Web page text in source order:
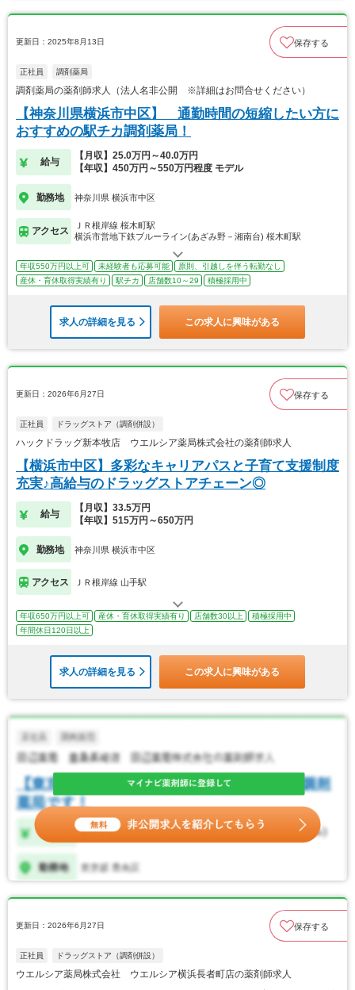
更新日：2025年8月13日 保存する
正社員 調剤薬局
調剤薬局の薬剤師求人（法人名非公開 ※詳細はお問合せください）
【神奈川県横浜市中区】 通勤時間の短縮したい方に
おすすめの駅チカ調剤薬局！
給与
【月収】25.0万円～40.0万円
【年収】450万円～550万円程度 モデル
勤務地 神奈川県 横浜市中区
アクセス
ＪＲ根岸線 桜木町駅
横浜市営地下鉄ブルーライン(あざみ野－湘南台) 桜木町駅
年収550万円以上可 未経験者も応募可能
原則、引越しを伴う転勤なし
産休・育休取得実績有り
駅チカ 店舗数10～29 積極採用中
求人の詳細を見る この求人に興味がある
更新日：2026年6月27日 保存する
正社員 ドラッグストア（調剤併設）
ハックドラッグ新本牧店 ウエルシア薬局株式会社の薬剤師求人
【横浜市中区】多彩なキャリアパスと子育て支援制度
充実♪高給与のドラッグストアチェーン◎
給与
【月収】33.5万円
【年収】515万円～650万円
勤務地 神奈川県 横浜市中区
アクセス ＪＲ根岸線 山手駅
年収650万円以上可 産休・育休取得実績有り 店舗数30以上
積極採用中
年間休日120日以上
求人の詳細を見る この求人に興味がある
更新日：2026年6月27日 保存する
正社員 ドラッグストア（調剤併設）
ウエルシア薬局株式会社 ウエルシア横浜長者町店の薬剤師求人